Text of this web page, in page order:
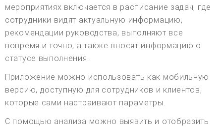
мероприятиях включается в расписание задач, где
сотрудники видят актуальную информацию,
рекомендации руководства, выполняют все
вовремя и точно, а также вносят информацию о
статусе выполнения.
Приложение можно использовать как мобильную
версию, доступную для сотрудников и клиентов,
которые сами настраивают параметры.
С помощью анализа можно выявить и отобразить